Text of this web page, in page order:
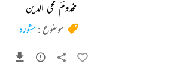
مخدومؔ محی الدین
موضوع :مشورہ